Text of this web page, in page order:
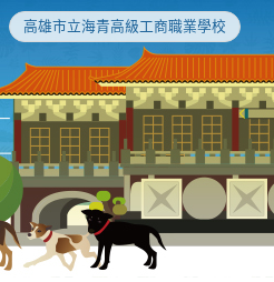
高雄市立海青高級工商職業學校